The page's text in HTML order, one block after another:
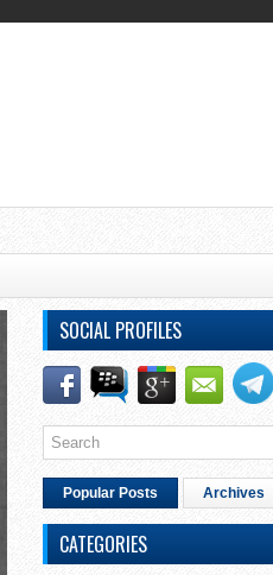
SOCIAL PROFILES
Popular Posts Archives
CATEGORIES